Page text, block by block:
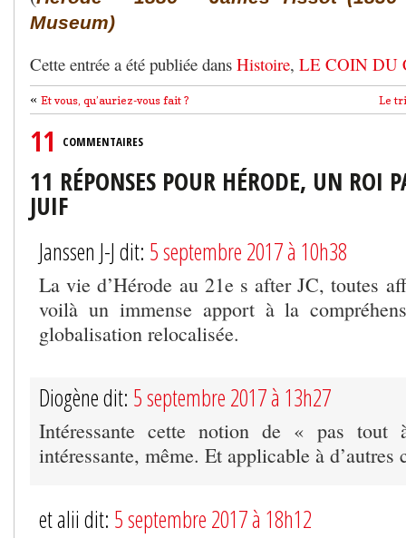
Museum)
Cette entrée a été publiée dans Histoire, LE COIN DU
Le
« Et vous, qu’auriez-vous fait ?
11 COMMENTAIRES
11 RÉPONSES POUR HÉRODE, UN ROI
JUIF
Janssen J-J dit: 5 septembre 2017 à 10h38
La vie d’Hérode au 21e s after JC, toutes
voilà un immense apport à la
globalisation relocalisée.
Diogène dit: 5 septembre 2017 à 13h27
Intéressante cette notion de « pas
intéressante, même. Et applicable à d’autres
et alii dit: 5 septembre 2017 à 18h12